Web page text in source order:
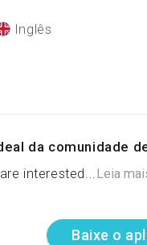
Inglês
da comunidade
interested...Leia
Baixe o